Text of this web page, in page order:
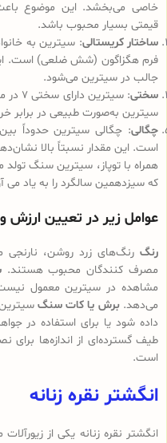
خاصی می‌بخشد. این موضوع
قیمتی بسیار محبوب باشد.
ساختار کریستالی: سیترین به
فرم هگزاگون (شش ضلعی) است.
جالب در سیترین می‌شود.
سختی
:
سیترین به‌صورت طبیعی در برابر
چگالی
است. این مقدار نسبتاً بالا
همراه با توپاز، سیترین سنگ
که سیزدهمین سالگرد را به یاد می
عوامل زیر در تعیین
رنگ رنگ‌های زرد روشن،
مصرف کنندگان محبوب هستند.
مشاهده در سیترین معمول
می‌دهد.برش یا کات سنگ
داده شود یا برای استفاده در
طیف گسترده‌ای از اندازه‌ها
است.
انگشتر نقره زنانه
انگشتر نقره زنانه یکی از